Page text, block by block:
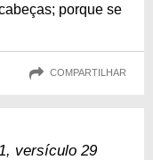
porque se
COMPARTILHAR
versículo 29